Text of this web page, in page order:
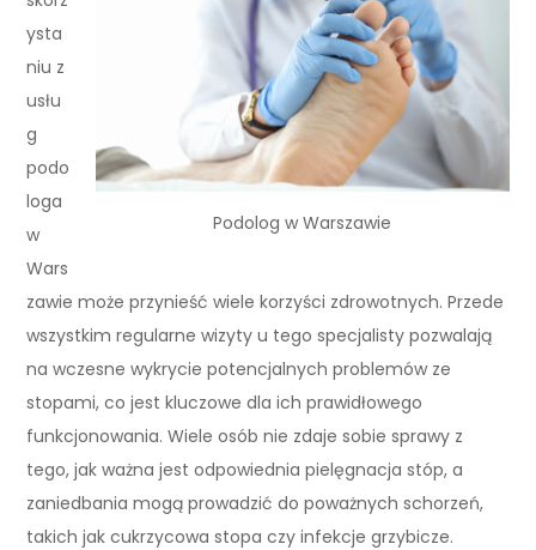
Podolog w Warszawie
ysta
niu z
usłu
g
podo
loga
w
Wars
zawie może przynieść wiele korzyści zdrowotnych. Przede
wszystkim regularne wizyty u tego specjalisty pozwalają
na wczesne wykrycie potencjalnych problemów ze
stopami, co jest kluczowe dla ich prawidłowego
funkcjonowania. Wiele osób nie zdaje sobie sprawy z
tego, jak ważna jest odpowiednia pielęgnacja stóp, a
zaniedbania mogą prowadzić do poważnych schorzeń,
takich jak cukrzycowa stopa czy infekcje grzybicze.